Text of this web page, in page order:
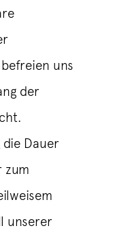
uns
der
Dauer
zum
unserer